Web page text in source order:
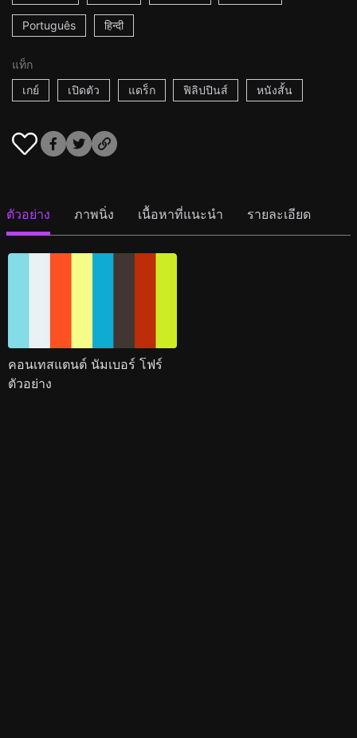
Português हिन्दी
แท็ก
เกย์
เปิดตัว แดร็ก ฟิลิปปินส์ หนังสั้น
ตัวอย่าง ภาพนิ่ง เนื้อหาที่แนะนำ รายละเอียด
คอนเทสแตนต์ นัมเบอร์ โฟร์
ตัวอย่าง